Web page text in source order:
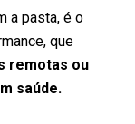
a pasta, é o
que
remotas ou
saúde.